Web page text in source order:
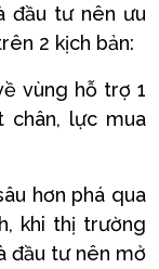
đầu tư nên ưu
2 kịch bản:
vùng hỗ trợ 1
chân, lực mua
hơn phá qua
khi thị trường
đầu tư nên mở